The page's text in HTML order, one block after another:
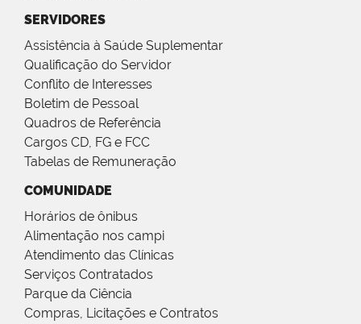
SERVIDORES
Assistência à Saúde Suplementar
Qualificação do Servidor
Conflito de Interesses
Boletim de Pessoal
Quadros de Referência
Cargos CD, FG e FCC
Tabelas de Remuneração
COMUNIDADE
Horários de ônibus
Alimentação nos campi
Atendimento das Clínicas
Serviços Contratados
Parque da Ciência
Compras, Licitações e Contratos